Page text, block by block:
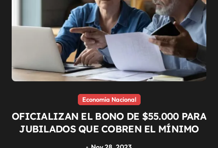
Economía Nacional
OFICIALIZAN EL BONO DE $55.000 PARA
JUBILADOS QUE COBREN EL MÍNIMO